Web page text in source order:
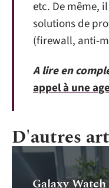
etc. De même,
solutions de
(firewall, anti-
A lire en
appel à une
D'autres
Galaxy